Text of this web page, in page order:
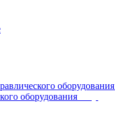
оборудования
оборудования